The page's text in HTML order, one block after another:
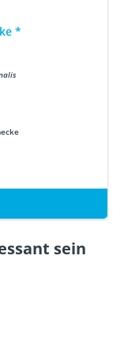
*
sein